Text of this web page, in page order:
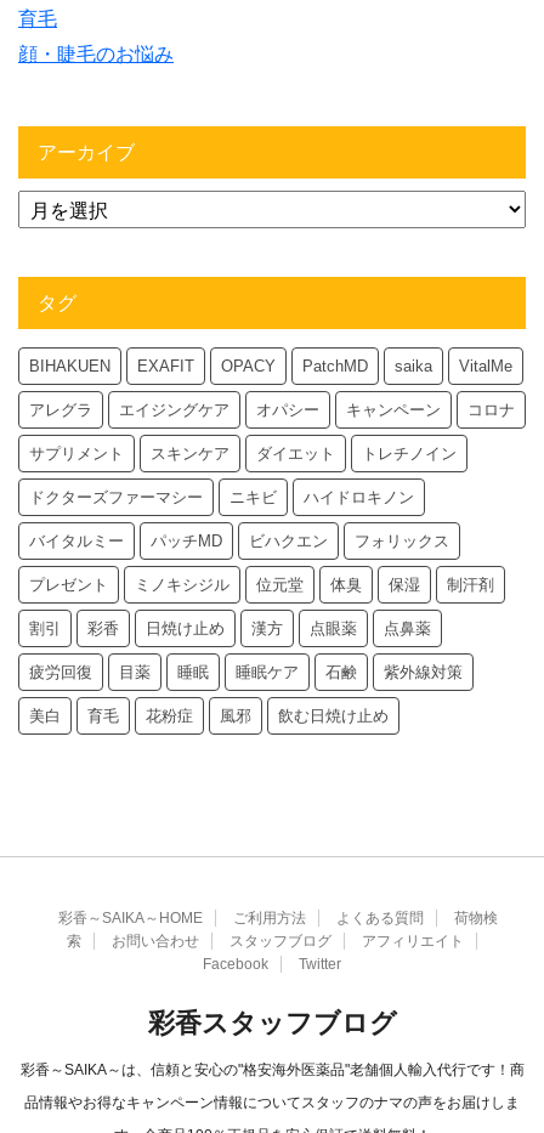
育毛
顔・睫毛のお悩み
アーカイブ
タグ
BIHAKUEN EXAFIT OPACY PatchMD saika VitalMe
アレグラ エイジングケア オパシー キャンペーン コロナ
サプリメント スキンケア ダイエット トレチノイン
ドクターズファーマシー ニキビ ハイドロキノン
バイタルミー パッチMD ビハクエン フォリックス
プレゼント ミノキシジル 位元堂 体臭 保湿 制汗剤
割引 彩香 日焼け止め 漢方 点眼薬 点鼻薬
疲労回復 目薬 睡眠 睡眠ケア 石鹸 紫外線対策
美白 育毛 花粉症 風邪 飲む日焼け止め
彩香～SAIKA～HOME ご利用方法 よくある質問
荷物検
索
お問い合わせ スタッフブログ
アフィリエイト
Facebook
Twitter
彩香スタッフブログ
彩香～SAIKA～は、信頼と安心の"格安海外医薬品"老舗個人輸入代行です！商
品情報やお得なキャンペーン情報についてスタッフのナマの声をお届けしま